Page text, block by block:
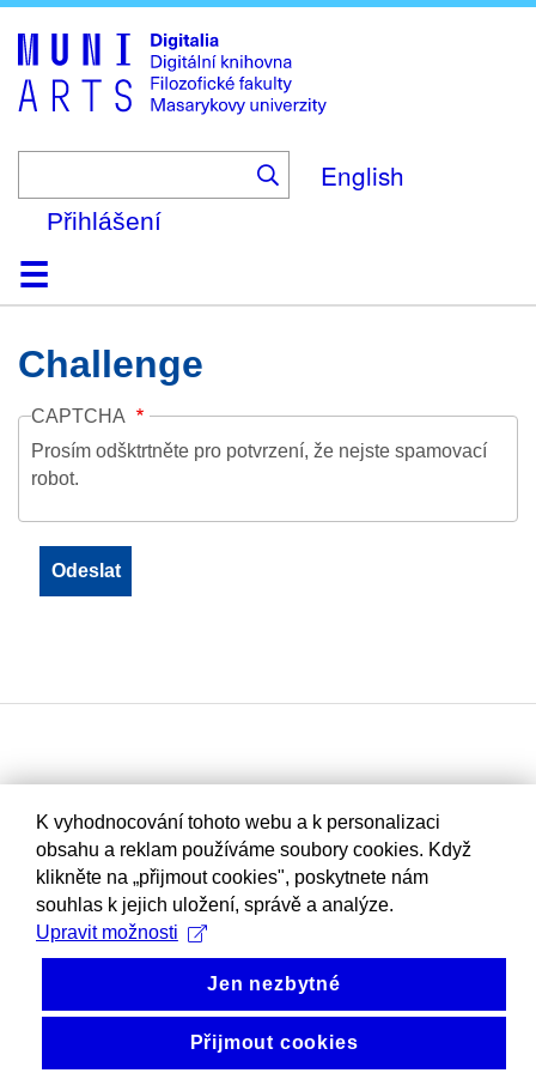
to
main
content
English
Přihlášení
DomůKolekce
Prohlížení
Vyhledávání
O platformě
Nápověda
KontaktDigitalia
Challenge
CAPTCHA
Prosím odšktrtněte pro potvrzení, že nejste spamovací
robot.
K vyhodnocování tohoto webu a k personalizaci
obsahu a reklam používáme soubory cookies. Když
klikněte na „přijmout cookies", poskytnete nám
souhlas k jejich uložení, správě a analýze.
Upravit možnosti
Jen nezbytné
Přijmout cookies